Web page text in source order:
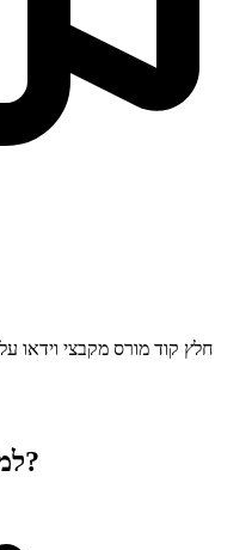
חלץ קוד מורס מקבצי וידאו על
למה לבחור במפענחים שלנו?